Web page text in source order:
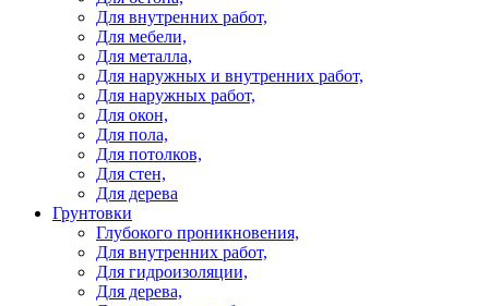
Для внутренних работ,
Для мебели,
Для металла,
Для наружных и внутренних работ,
Для наружных работ,
Для окон,
Для пола,
Для потолков,
Для стен,
Для дерева
Грунтовки
Глубокого проникновения,
Для внутренних работ,
Для гидроизоляции,
Для дерева,